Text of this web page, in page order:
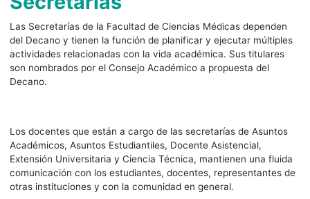
Las Secretarías de la Facultad de Ciencias Médicas dependen
del Decano y tienen la función de planificar y ejecutar múltiples
actividades relacionadas con la vida académica. Sus titulares
son nombrados por el Consejo Académico a propuesta del
Decano.
Los docentes que están a cargo de las secretarías de Asuntos
Académicos, Asuntos Estudiantiles, Docente Asistencial,
Extensión Universitaria y Ciencia Técnica, mantienen una fluida
comunicación con los estudiantes, docentes, representantes de
otras instituciones y con la comunidad en general.